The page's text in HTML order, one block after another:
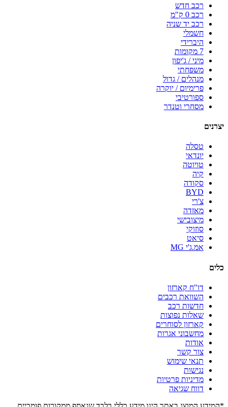
רכב חדש
רכב 0 ק"מ
רכב יד שניה
חשמלי
היברידי
7 מקומות
מיני / ג'יפון
משפחתי
מנהלים / גדול
פרימיום / יוקרה
ספורטיבי
מסחרי וטנדר
יצרנים
טסלה
יונדאי
טויוטה
קיה
סקודה
BYD
צ'רי
מאזדה
מיצובישי
סוזוקי
סיאט
אמ.ג'י MG
כלים
דו"ח קארזון
השוואת רכבים
חדשות רכב
שאלות נפוצות
קארזון לסוחרים
מחשבוני אגרות
אודות
צור קשר
תנאי שימוש
נגישות
מדיניות פרטיות
דווח שגיאה